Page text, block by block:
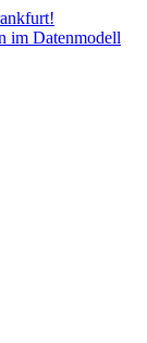
im Datenmodell